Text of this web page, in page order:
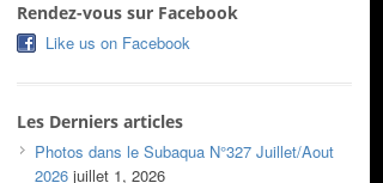
Rendez-vous sur Facebook
Like us on Facebook
Les Derniers articles
Photos dans le Subaqua N°327 Juillet/Aout
2026 juillet 1, 2026